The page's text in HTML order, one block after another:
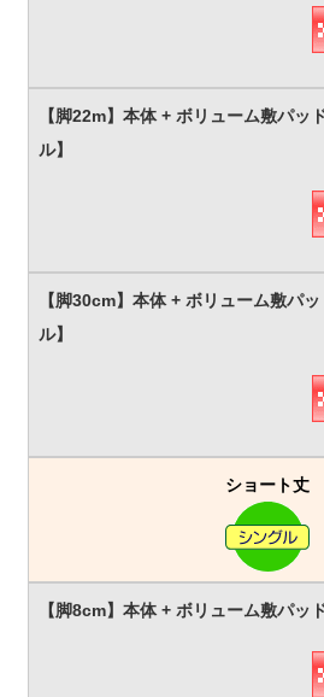
ショート丈